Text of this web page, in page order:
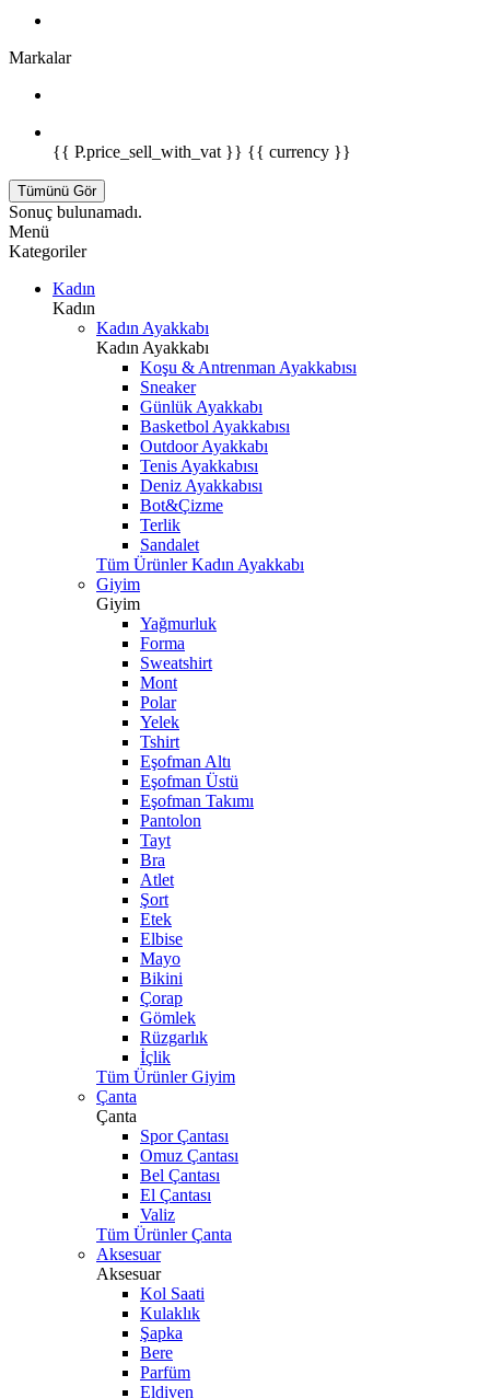
Markalar
{{ P.price_sell_with_vat }} {{ currency }}
Tümünü Gör
Sonuç bulunamadı.
Menü
Kategoriler
Kadın
Kadın
Kadın Ayakkabı
Kadın Ayakkabı
Koşu & Antrenman Ayakkabısı
Sneaker
Günlük Ayakkabı
Basketbol Ayakkabısı
Outdoor Ayakkabı
Tenis Ayakkabısı
Deniz Ayakkabısı
Bot&Çizme
Terlik
Sandalet
Tüm Ürünler Kadın Ayakkabı
Giyim
Giyim
Yağmurluk
Forma
Sweatshirt
Mont
Polar
Yelek
Tshirt
Eşofman Altı
Eşofman Üstü
Eşofman Takımı
Pantolon
Tayt
Bra
Atlet
Şort
Etek
Elbise
Mayo
Bikini
Çorap
Gömlek
Rüzgarlık
İçlik
Tüm Ürünler Giyim
Çanta
Çanta
Spor Çantası
Omuz Çantası
Bel Çantası
El Çantası
Valiz
Tüm Ürünler Çanta
Aksesuar
Aksesuar
Kol Saati
Kulaklık
Şapka
Bere
Parfüm
Eldiven